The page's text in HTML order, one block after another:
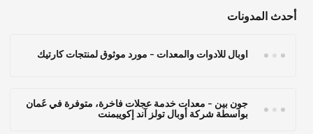
أحدث المدونات
أوبال للأدوات والمعدات – مورد موثوق لمنتجات كارتيك
جون بين – معدات خدمة عجلات فاخرة، متوفرة في عُمان
بواسطة شركة أوبال تولز آند إكويبمنت